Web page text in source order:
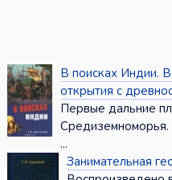
В поисках Индии.
открытия с
Первые дальние
...
Занимательная